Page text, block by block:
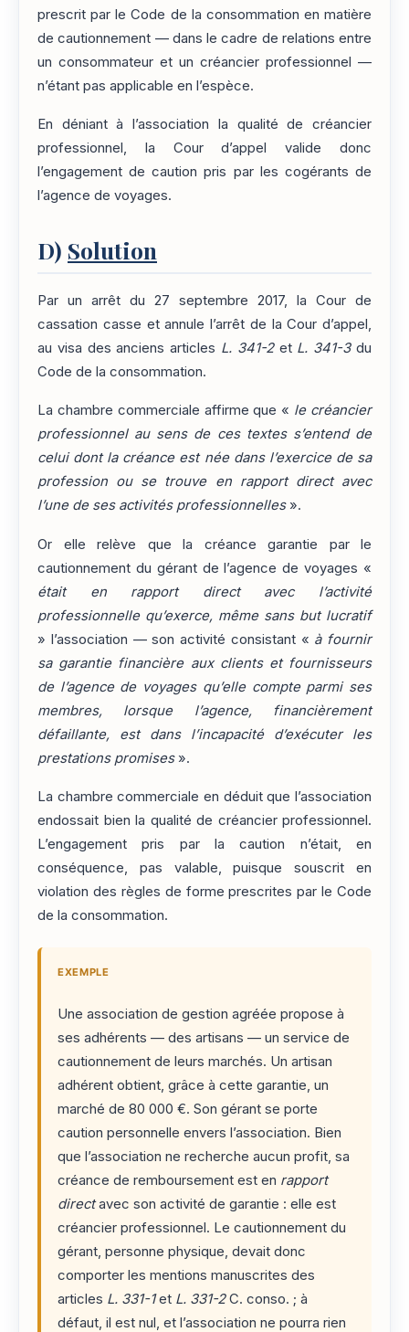
prescrit par le Code de la consommation en matière
de cautionnement — dans le cadre de relations entre
un consommateur et un créancier professionnel —
n’étant pas applicable en l’espèce.
En déniant à l’association la qualité de créancier
professionnel, la Cour d’appel valide donc
l’engagement de caution pris par les cogérants de
l’agence de voyages.
D) Solution
Par un arrêt du 27 septembre 2017, la Cour de
cassation casse et annule l’arrêt de la Cour d’appel,
au visa des anciens articles L. 341-2et L. 341-3du
Code de la consommation.
La chambre commerciale affirme que « le créancier
professionnel au sens de ces textes s’entend de
celui dont la créance est née dans l’exercice de sa
profession ou se trouve en rapport direct avec
l’une de ses activités professionnelles».
Or elle relève que la créance garantie par le
cautionnement du gérant de l’agence de voyages «
était en rapport direct avec l’activité
professionnelle qu’exerce, même sans but lucratif
» l’association — son activité consistant « à fournir
sa garantie financière aux clients et fournisseurs
de l’agence de voyages qu’elle compte parmi ses
membres, lorsque l’agence, financièrement
défaillante, est dans l’incapacité d’exécuter les
prestations promises».
La chambre commerciale en déduit que l’association
endossait bien la qualité de créancier professionnel.
L’engagement pris par la caution n’était, en
conséquence, pas valable, puisque souscrit en
violation des règles de forme prescrites par le Code
de la consommation.
EXEMPLE
Une association de gestion agréée propose à
ses adhérents — des artisans — un service de
cautionnement de leurs marchés. Un artisan
adhérent obtient, grâce à cette garantie, un
marché de 80 000 €. Son gérant se porte
caution personnelle envers l’association. Bien
que l’association ne recherche aucun profit, sa
créance de remboursement est en rapport
directavec son activité de garantie : elle est
créancier professionnel. Le cautionnement du
gérant, personne physique, devait donc
comporter les mentions manuscrites des
articles L. 331-1et L. 331-2C. conso. ; à
défaut, il est nul, et l’association ne pourra rien